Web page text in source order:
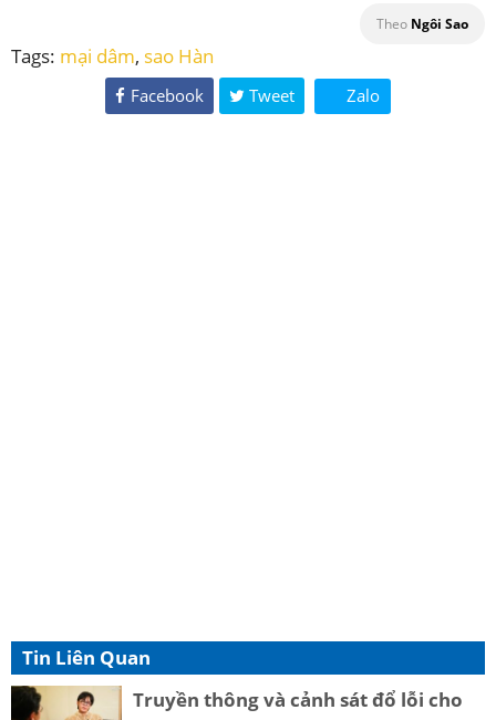
Theo Ngôi Sao
Tags: mại dâm, sao Hàn
Facebook Tweet Zalo
Tin Liên Quan
Truyền thông và cảnh sát đổ lỗi cho